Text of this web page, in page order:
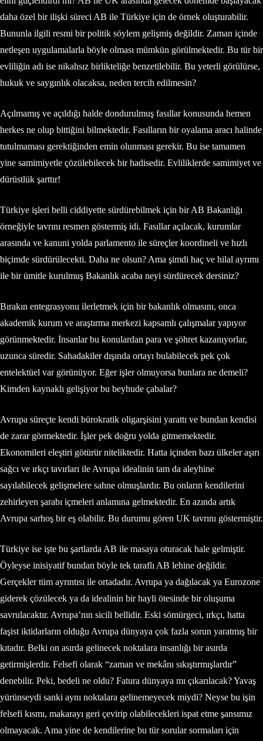
daha özel bir ilişki süreci AB ile Türkiye için de örnek oluşturabilir.
Bununla ilgili resmi bir politik söylem gelişmiş değildir. Zaman içinde
netleşen uygulamalarla böyle olması mümkün görülmektedir. Bu tür bir
evliliğin adı ise nikahsız birlikteliğe benzetilebilir. Bu yeterli görülürse,
hukuk ve saygınlık olacaksa, neden tercih edilmesin?
Açılmamış ve açıldığı halde dondurulmuş fasıllar konusunda hemen
herkes ne olup bittiğini bilmektedir. Fasılların bir oyalama aracı halinde
tutulmaması gerektiğinden emin olunması gerekir. Bu ise tamamen
yine samimiyetle çözülebilecek bir hadisedir. Evliliklerde samimiyet ve
dürüstlük şarttır!
Türkiye işleri belli ciddiyette sürdürebilmek için bir AB Bakanlığı
örneğiyle tavrını resmen göstermiş idi. Fasıllar açılacak, kurumlar
arasında ve kanuni yolda parlamento ile süreçler koordineli ve hızlı
biçimde sürdürülecekti. Daha ne olsun? Ama şimdi haç ve hilal ayrımı
ile bir ümitle kurulmuş Bakanlık acaba neyi sürdürecek dersiniz?
Bırakın entegrasyonu ilerletmek için bir bakanlık olmasını, onca
akademik kurum ve araştırma merkezi kapsamlı çalışmalar yapıyor
görünmektedir. İnsanlar bu konulardan para ve şöhret kazanıyorlar,
uzunca süredir. Sahadakiler dışında ortayı bulabilecek pek çok
entelektüel var görünüyor. Eğer işler olmuyorsa bunlara ne demeli?
Kimden kaynaklı gelişiyor bu beyhude çabalar?
Avrupa süreçte kendi bürokratik oligarşisini yarattı ve bundan kendisi
de zarar görmektedir. İşler pek doğru yolda gitmemektedir.
Ekonomileri eleştiri götürür niteliktedir. Hatta içinden bazı ülkeler aşırı
sağcı ve ırkçı tavırları ile Avrupa idealinin tam da aleyhine
sayılabilecek gelişmelere sahne olmuşlardır. Bu onların kendilerini
zehirleyen şarabı içmeleri anlamına gelmektedir. En azında artık
Avrupa sarhoş bir eş olabilir. Bu durumu gören UK tavrını göstermiştir.
Türkiye ise işte bu şartlarda AB ile masaya oturacak hale gelmiştir.
Öyleyse inisiyatif bundan böyle tek taraflı AB lehine değildir.
Gerçekler tüm ayrıntısı ile ortadadır. Avrupa ya dağılacak ya Eurozone
giderek çözülecek ya da idealinin bir hayli ötesinde bir oluşuma
savrulacaktır. Avrupa’nın sicili bellidir. Eski sömürgeci, ırkçı, hatta
faşist iktidarların olduğu Avrupa dünyaya çok fazla sorun yaratmış bir
kıtadır. Belki on asırda gelinecek noktalara insanlığı bir asırda
getirmişlerdir. Felsefi olarak “zaman ve mekânı sıkıştırmışlardır”
denebilir. Peki, bedeli ne oldu? Fatura dünyaya mı çıkarılacak? Yavaş
yürünseydi sanki aynı noktalara gelinemeyecek miydi? Neyse bu işin
felsefi kısmı, makarayı geri çevirip olabilecekleri ispat etme şansımız
olmayacak. Ama yine de kendilerine bu tür sorular sormaları için